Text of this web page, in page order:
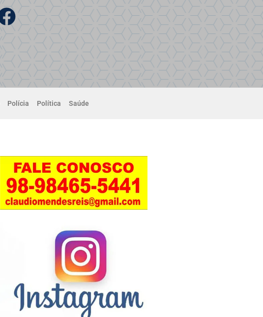
Polícia Política Saúde